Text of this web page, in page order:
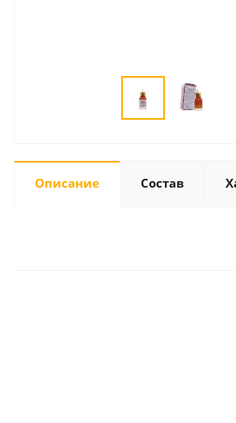
Описание Состав